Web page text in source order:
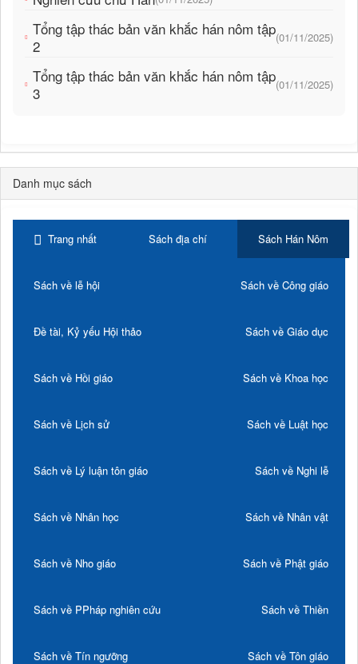
Tổng tập thác bản văn khắc hán nôm tập
2
(01/11/2025)
Tổng tập thác bản văn khắc hán nôm tập
3
(01/11/2025)
Danh mục sách
Trang nhất Sách địa chí Sách Hán Nôm
Sách về lễ hội Sách về Công giáo
Đề tài, Kỷ yếu Hội thảo Sách về Giáo dục
Sách về Hồi giáo Sách về Khoa học
Sách về Lịch sử Sách về Luật học
Sách về Lý luận tôn giáo Sách về Nghi lễ
Sách về Nhân học Sách về Nhân vật
Sách về Nho giáo Sách về Phật giáo
Sách về PPháp nghiên cứu Sách về Thiền
Sách về Tín ngưỡng Sách về Tôn giáo